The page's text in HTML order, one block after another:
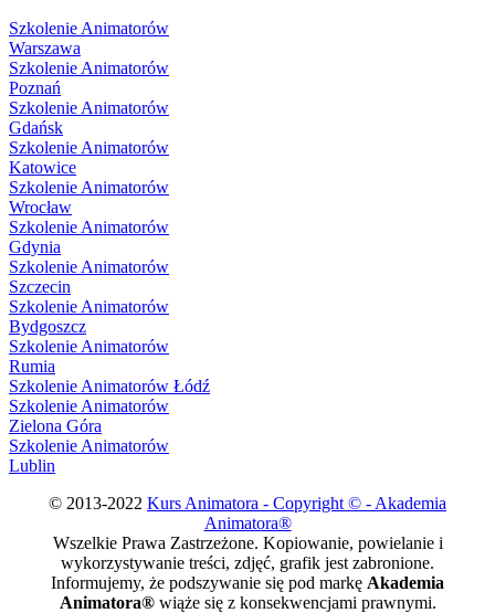
Szkolenie Animatorów
Warszawa
Szkolenie Animatorów
Poznań
Szkolenie Animatorów
Gdańsk
Szkolenie Animatorów
Katowice
Szkolenie Animatorów
Wrocław
Szkolenie Animatorów
Gdynia
Szkolenie Animatorów
Szczecin
Szkolenie Animatorów
Bydgoszcz
Szkolenie Animatorów
Rumia
Szkolenie Animatorów Łódź
Szkolenie Animatorów
Zielona Góra
Szkolenie Animatorów
Lublin
© 2013-2022 Kurs Animatora - Copyright © - Akademia
Animatora®
Wszelkie Prawa Zastrzeżone. Kopiowanie, powielanie i
wykorzystywanie treści, zdjęć, grafik jest zabronione.
Informujemy, że podszywanie się pod markę Akademia
Animatora®wiąże się z konsekwencjami prawnymi.